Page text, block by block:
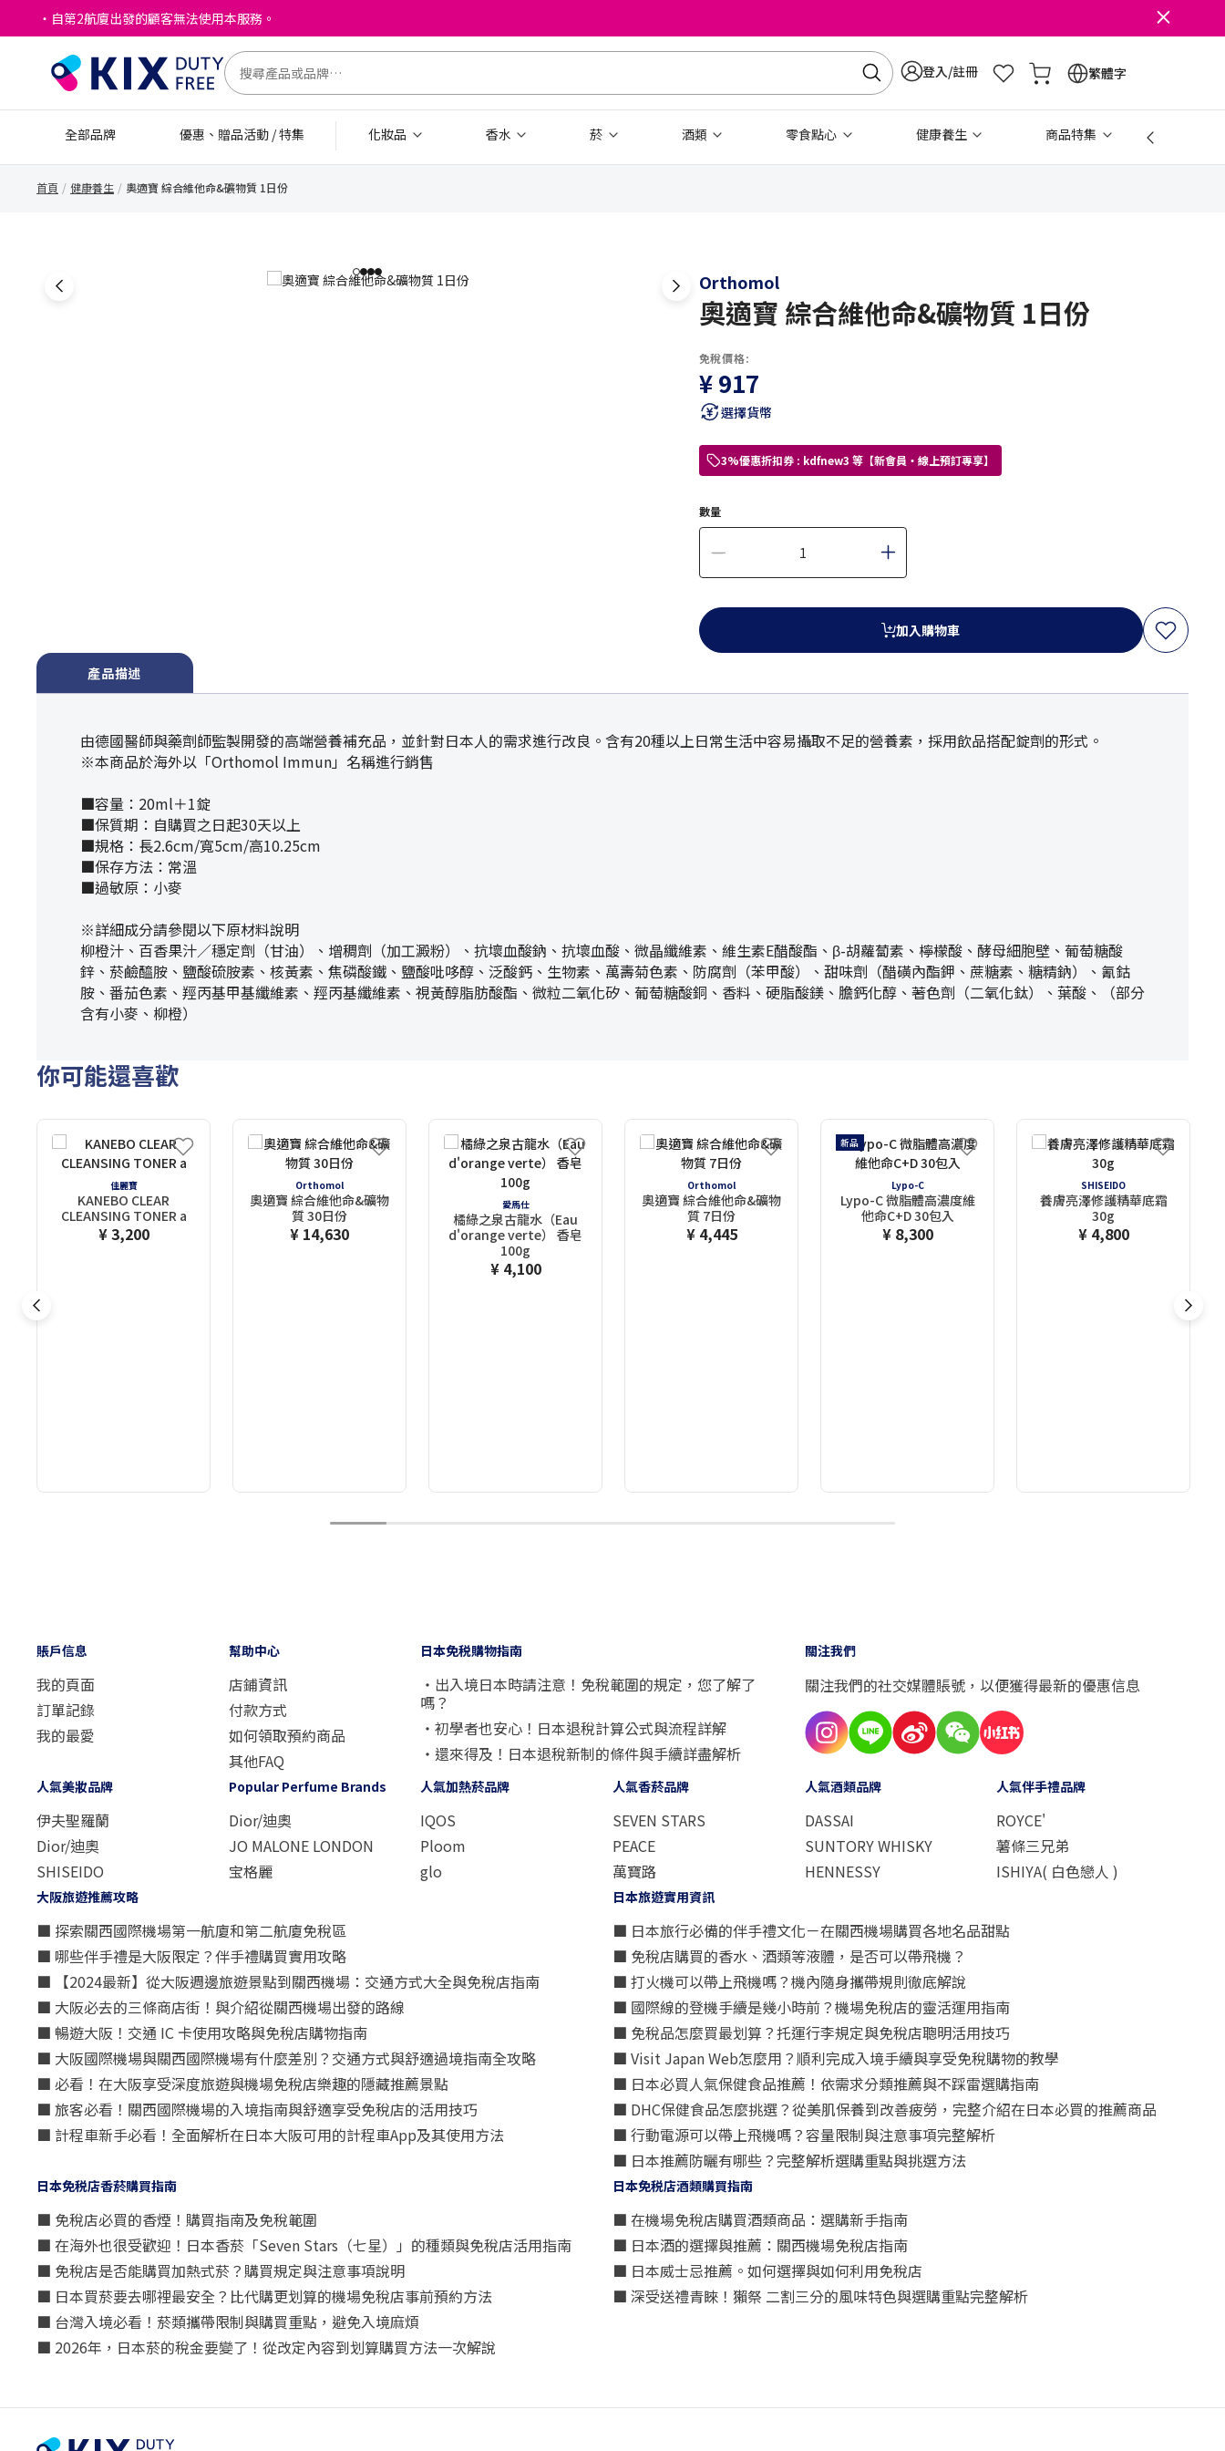
・自第2航廈出發的顧客無法使用本服務。
登入/註冊 繁體字
全部品牌 優惠、贈品活動 / 特集 化妝品 香水 菸 酒類 零食點心 健康養生 商品特集
首頁 健康養生 奧適寶 綜合維他命&礦物質 1日份
1234 Orthomol
奧適寶 綜合維他命&礦物質 1日份
免稅價格:
¥ 917
選擇貨幣
3%優惠折扣券 : kdfnew3 等【新會員・線上預訂專享】
數量
加入購物車
產品描述
由德國醫師與藥劑師監製開發的高端營養補充品，並針對日本人的需求進行改良。含有20種以上日常生活中容易攝取不足的營養素，採用飲品搭配錠劑的形式。
※本商品於海外以「Orthomol Immun」名稱進行銷售
■容量：20ml＋1錠
■保質期：自購買之日起30天以上
■規格：長2.6cm/寬5cm/高10.25cm
■保存方法：常溫
■過敏原：小麥
※詳細成分請參閱以下原材料說明
柳橙汁、百香果汁／穩定劑（甘油）、增稠劑（加工澱粉）、抗壞血酸鈉、抗壞血酸、微晶纖維素、維生素E醋酸酯、β-胡蘿蔔素、檸檬酸、酵母細胞壁、葡萄糖酸
鋅、菸鹼醯胺、鹽酸硫胺素、核黃素、焦磷酸鐵、鹽酸吡哆醇、泛酸鈣、生物素、萬壽菊色素、防腐劑（苯甲酸）、甜味劑（醋磺內酯鉀、蔗糖素、糖精鈉）、氰鈷
胺、番茄色素、羥丙基甲基纖維素、羥丙基纖維素、視黃醇脂肪酸酯、微粒二氧化矽、葡萄糖酸銅、香料、硬脂酸鎂、膽鈣化醇、著色劑（二氧化鈦）、葉酸、（部分
含有小麥、柳橙）
你可能還喜歡
佳麗寶
KANEBO CLEAR
CLEANSING TONER a
¥ 3,200
Orthomol
奧適寶 綜合維他命&礦物
質 30日份
¥ 14,630
愛馬仕
橘綠之泉古龍水（Eau
d'orange verte） 香皂
100g
¥ 4,100
Orthomol
奧適寶 綜合維他命&礦物
質 7日份
¥ 4,445
新品
Lypo-C
Lypo-C 微脂體高濃度維
他命C+D 30包入
¥ 8,300
SHISEIDO
養膚亮澤修護精華底霜
30g
¥ 4,800
1 2 3 4 5 6 7 8 9 10
賬戶信息
我的頁面
訂單記錄
我的最愛
幫助中心
店鋪資訊
付款方式
如何領取預約商品
其他FAQ
日本免税購物指南
・出入境日本時請注意！免稅範圍的規定，您了解了
嗎？
・初學者也安心！日本退稅計算公式與流程詳解
・還來得及！日本退稅新制的條件與手續詳盡解析
關注我們
關注我們的社交媒體賬號，以便獲得最新的優惠信息
人氣美妝品牌
伊夫聖羅蘭
Dior/迪奧
SHISEIDO
Popular Perfume Brands
Dior/迪奧
JO MALONE LONDON
宝格麗
人氣加熱菸品牌
IQOS
Ploom
glo
人氣香菸品牌
SEVEN STARS
PEACE
萬寶路
人氣酒類品牌
DASSAI
SUNTORY WHISKY
HENNESSY
人氣伴手禮品牌
ROYCE'
薯條三兄弟
ISHIYA( 白色戀人 )
大阪旅遊推薦攻略
■ 探索關西國際機場第一航廈和第二航廈免稅區
■ 哪些伴手禮是大阪限定？伴手禮購買實用攻略
■ 【2024最新】從大阪週邊旅遊景點到關西機場：交通方式大全與免稅店指南
■ 大阪必去的三條商店街！與介紹從關西機場出發的路線
■ 暢遊大阪！交通 IC 卡使用攻略與免稅店購物指南
■ 大阪國際機場與關西國際機場有什麼差別？交通方式與舒適過境指南全攻略
■ 必看！在大阪享受深度旅遊與機場免稅店樂趣的隱藏推薦景點
■ 旅客必看！關西國際機場的入境指南與舒適享受免稅店的活用技巧
■ 計程車新手必看！全面解析在日本大阪可用的計程車App及其使用方法
日本旅遊實用資訊
■ 日本旅行必備的伴手禮文化－在關西機場購買各地名品甜點
■ 免稅店購買的香水、酒類等液體，是否可以帶飛機？
■ 打火機可以帶上飛機嗎？機內隨身攜帶規則徹底解說
■ 國際線的登機手續是幾小時前？機場免稅店的靈活運用指南
■ 免稅品怎麼買最划算？托運行李規定與免稅店聰明活用技巧
■ Visit Japan Web怎麼用？順利完成入境手續與享受免稅購物的教學
■ 日本必買人氣保健食品推薦！依需求分類推薦與不踩雷選購指南
■ DHC保健食品怎麼挑選？從美肌保養到改善疲勞，完整介紹在日本必買的推薦商品
■ 行動電源可以帶上飛機嗎？容量限制與注意事項完整解析
■ 日本推薦防曬有哪些？完整解析選購重點與挑選方法
日本免税店香菸購買指南
■ 免稅店必買的香煙！購買指南及免稅範圍
■ 在海外也很受歡迎！日本香菸「Seven Stars（七星）」的種類與免稅店活用指南
■ 免稅店是否能購買加熱式菸？購買規定與注意事項說明
■ 日本買菸要去哪裡最安全？比代購更划算的機場免稅店事前預約方法
■ 台灣入境必看！菸類攜帶限制與購買重點，避免入境麻煩
■ 2026年，日本菸的稅金要變了！從改定內容到划算購買方法一次解說
日本免税店酒類購買指南
■ 在機場免稅店購買酒類商品：選購新手指南
■ 日本酒的選擇與推薦：關西機場免稅店指南
■ 日本威士忌推薦。如何選擇與如何利用免稅店
■ 深受送禮青睞！獺祭 二割三分的風味特色與選購重點完整解析